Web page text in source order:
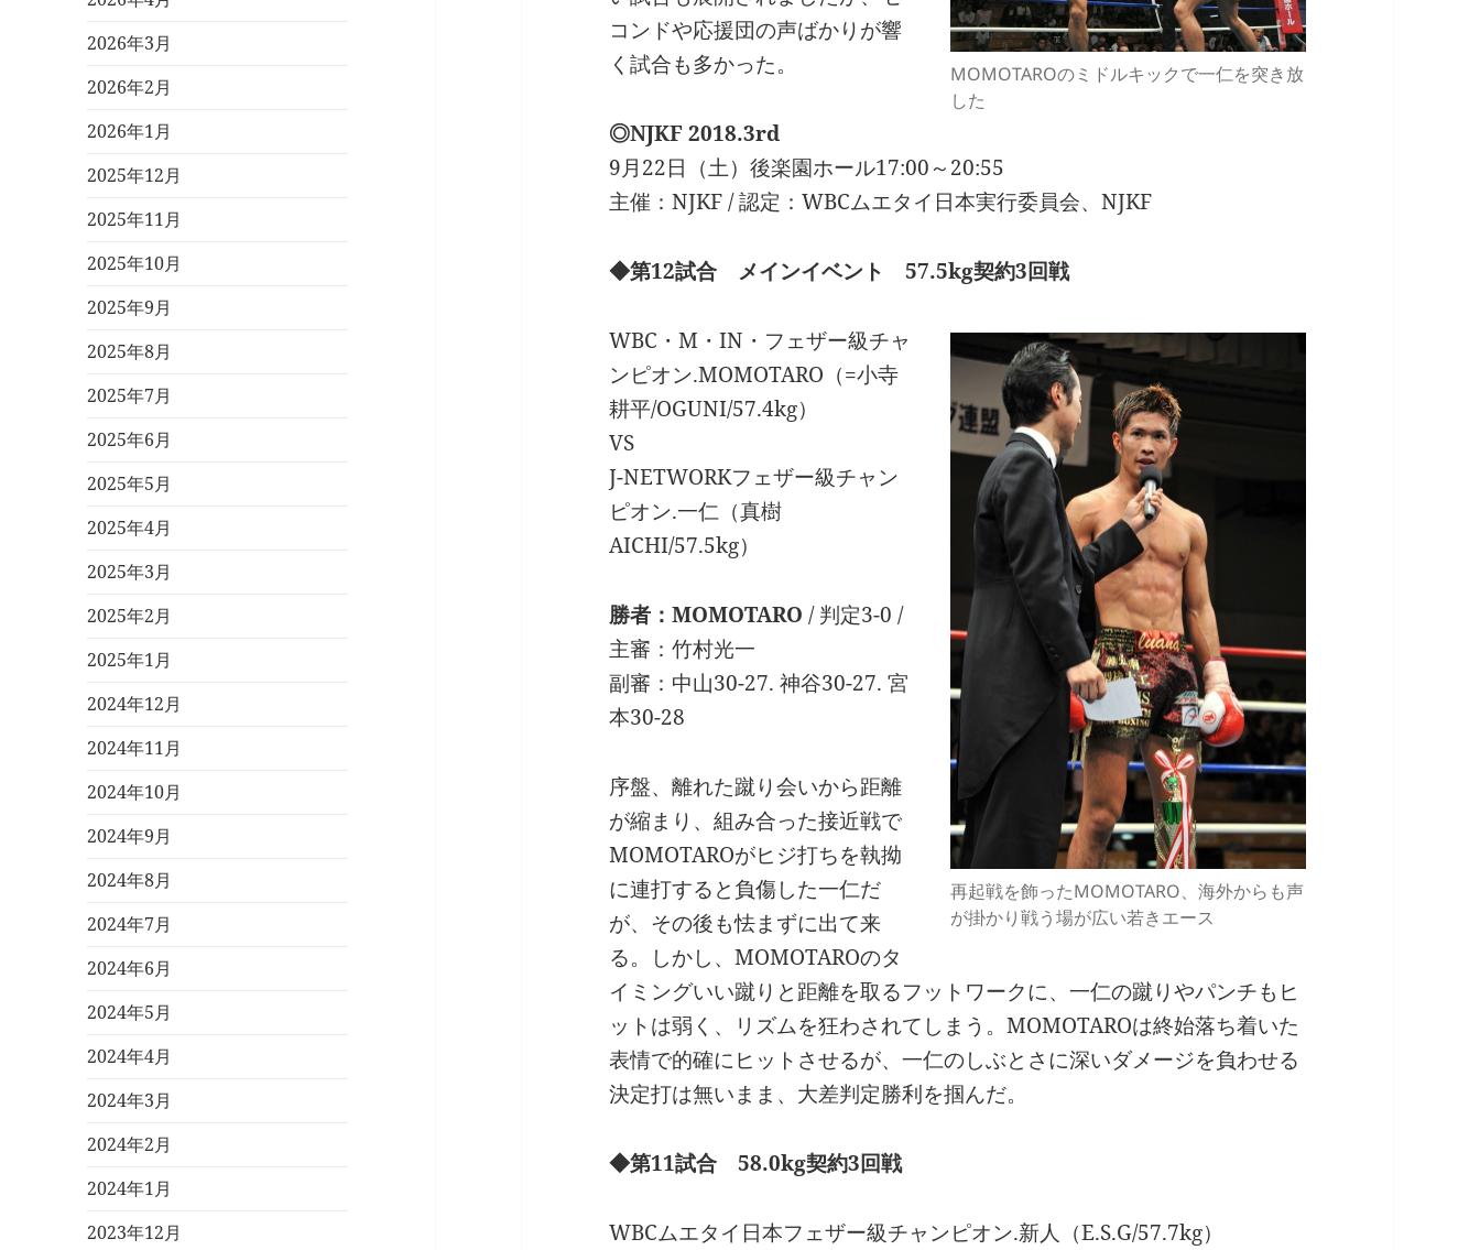
2026年3月
2026年2月
2026年1月
2025年12月
2025年11月
2025年10月
2025年9月
2025年8月
2025年7月
2025年6月
2025年5月
2025年4月
2025年3月
2025年2月
2025年1月
2024年12月
2024年11月
2024年10月
2024年9月
2024年8月
2024年7月
2024年6月
2024年5月
2024年4月
2024年3月
2024年2月
2024年1月
2023年12月
MOMOTAROのミドルキックで一仁を突き放
した
コンドや応援団の声ばかりが響
く試合も多かった。
◎NJKF 2018.3rd
9月22日（土）後楽園ホール17:00～20:55
主催：NJKF / 認定：WBCムエタイ日本実行委員会、NJKF
◆第12試合 メインイベント 57.5kg契約3回戦
再起戦を飾ったMOMOTARO、海外からも声
が掛かり戦う場が広い若きエース
WBC・M・IN・フェザー級チャ
ンピオン.MOMOTARO（=小寺
耕平/OGUNI/57.4kg）
VS
J-NETWORKフェザー級チャン
ピオン.一仁（真樹
AICHI/57.5kg）
勝者：MOMOTARO / 判定3-0 /
主審：竹村光一
副審：中山30-27. 神谷30-27. 宮
本30-28
序盤、離れた蹴り会いから距離
が縮まり、組み合った接近戦で
MOMOTAROがヒジ打ちを執拗
に連打すると負傷した一仁だ
が、その後も怯まずに出て来
る。しかし、MOMOTAROのタ
イミングいい蹴りと距離を取るフットワークに、一仁の蹴りやパンチもヒ
ットは弱く、リズムを狂わされてしまう。MOMOTAROは終始落ち着いた
表情で的確にヒットさせるが、一仁のしぶとさに深いダメージを負わせる
決定打は無いまま、大差判定勝利を掴んだ。
◆第11試合 58.0kg契約3回戦
WBCムエタイ日本フェザー級チャンピオン.新人（E.S.G/57.7kg）